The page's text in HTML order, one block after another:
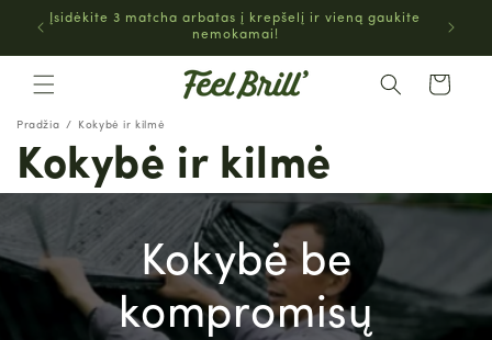
EITI Į
TURINĮ
Įsidėkite 3 matcha arbatas į krepšelį ir vieną gaukite
nemokamai!
Krepšelis
Pradžia Kokybė ir kilmė
Kokybė ir kilmė
Kokybė be
kompromisų